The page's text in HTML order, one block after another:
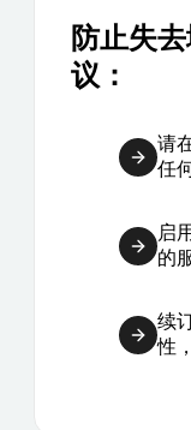
防止失
议：
请
任
启
的
续
性